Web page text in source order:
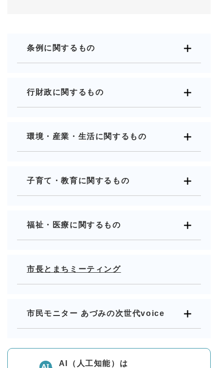
条例に関するもの
行財政に関するもの
環境・産業・生活に関するもの
子育て・教育に関するもの
福祉・医療に関するもの
市長とまちミーティング
市民モニター あづみの次世代voice
AI（人工知能）は